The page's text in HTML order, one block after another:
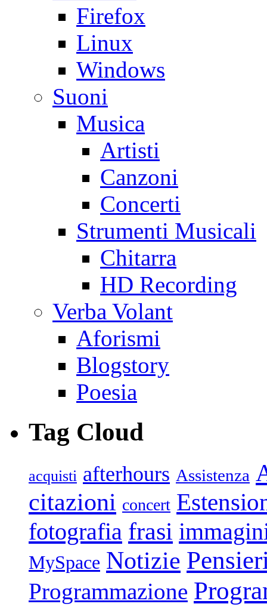
Firefox
Linux
Windows
Suoni
Musica
Artisti
Canzoni
Concerti
Strumenti Musicali
Chitarra
HD Recording
Verba Volant
Aforismi
Blogstory
Poesia
Tag Cloud
acquisti afterhours Assistenza
citazioni concert
fotografia frasi
MySpace Notizie
Programmazione